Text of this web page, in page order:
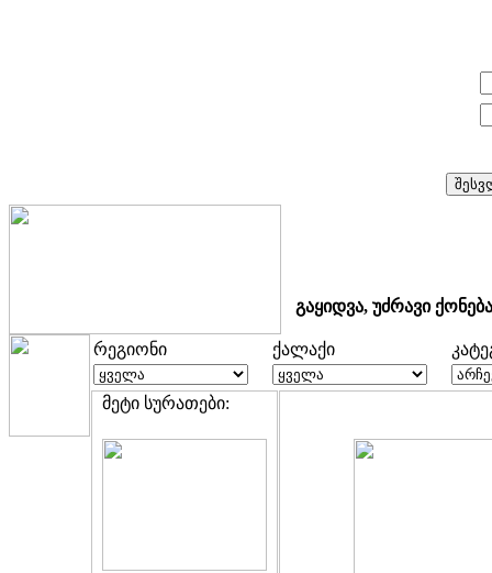
გაყიდვა, უძრავი
რეგიონი ქალაქი
მეტი სურათები: